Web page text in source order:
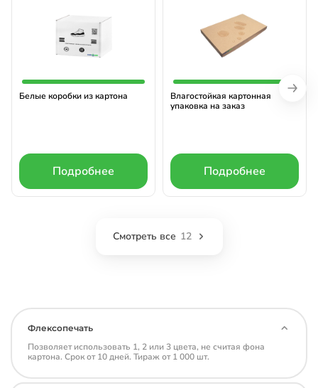
Белые коробки из картона
Подробнее
Влагостойкая картонная
упаковка на заказ
Подробнее
Смотреть все 12
Флексопечать
Позволяет использовать 1, 2 или 3 цвета, не считая фона
картона. Срок от 10 дней. Тираж от 1 000 шт.